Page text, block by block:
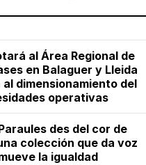
al Área Regional de
en Balaguer y Lleida
dimensionamiento del
operativas
des del cor de
colección que da voz
la igualdad